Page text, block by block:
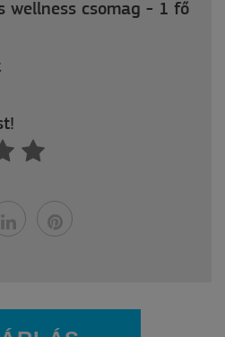
wellness csomag - 1 fő